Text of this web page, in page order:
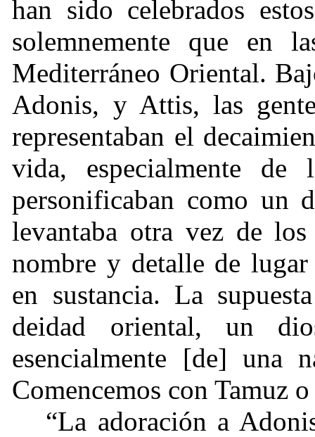
han sido celebrados
solemnemente que en
Mediterráneo Oriental.
Adonis, y Attis, las
representaban el
vida, especialmente
personificaban como un
levantaba otra vez de
nombre y detalle de
en sustancia. La
deidad oriental, un
esencialmente [de] una
Comencemos con Tamuz
“La adoración a